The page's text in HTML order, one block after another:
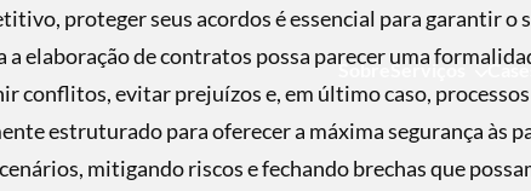
Sobre Serviços
proteger seus acordos é essencial para garantir o
a elaboração de contratos possa parecer uma
conflitos, evitar prejuízos e, em último caso,
estruturado para oferecer a máxima segurança às
mitigando riscos e fechando brechas que